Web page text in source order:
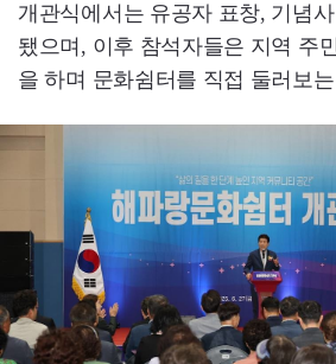
개관식에서는 유공자 표창, 기념
됐으며, 이후 참석자들은 지역 주
을 하며 문화쉼터를 직접 둘러보